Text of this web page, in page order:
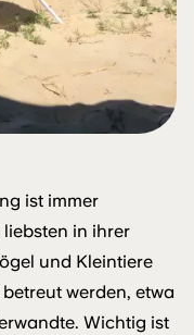
ist immer
in ihrer
und Kleintiere
werden, etwa
Wichtig ist